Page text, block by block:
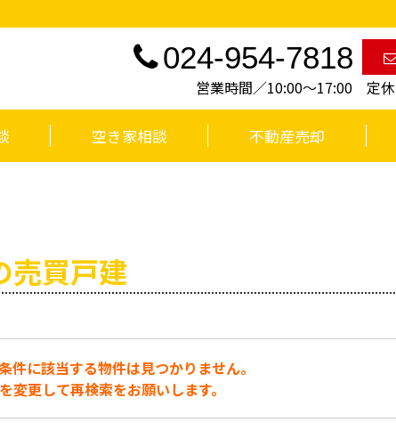
024-954-7818
営業時間／10:00〜17:00 定
空き家相談 不動産売却
売買戸建
件に該当する物件は見つかりません。
変更して再検索をお願いします。